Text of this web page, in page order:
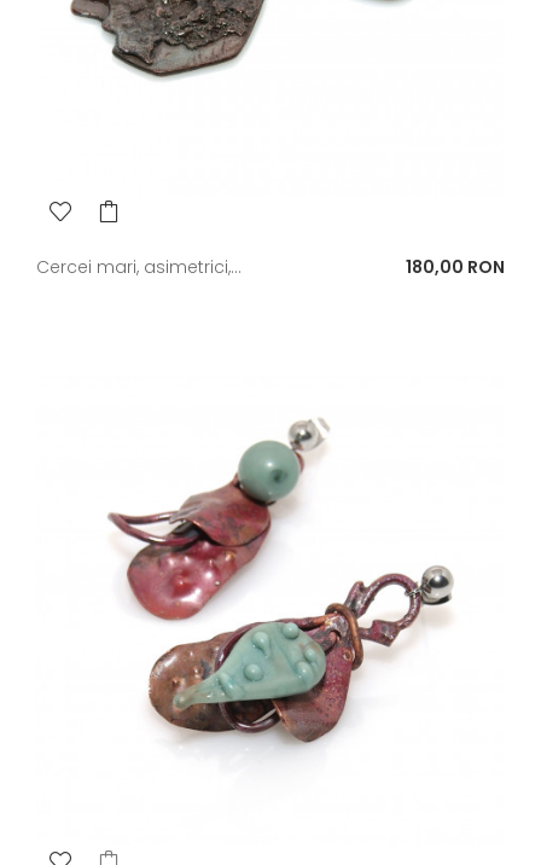
Cercei mari, asimetrici,... Pret
180,00 RON